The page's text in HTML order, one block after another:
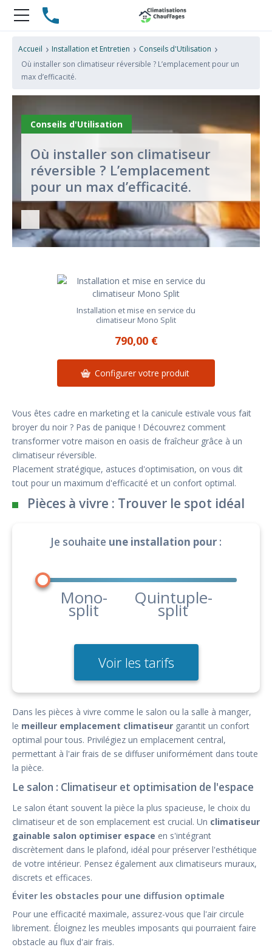
Conseils d'Utilisation
Où installer son climatiseur
réversible ? L’emplacement
pour un max d’efficacité.
Accueil › Installation et Entretien › Conseils d'Utilisation ›
Où installer son climatiseur réversible ? L’emplacement pour un
max d’efficacité.
Installation et mise en service du
climatiseur Mono Split
790,00 €
Configurer votre produit
Vous êtes cadre en marketing et la canicule estivale vous fait
broyer du noir ? Pas de panique ! Découvrez comment
transformer votre maison en oasis de fraîcheur grâce à un
climatiseur réversible.
Placement stratégique, astuces d'optimisation, on vous dit
tout pour un maximum d'efficacité et un confort optimal.
Pièces à vivre : Trouver le spot idéal
Je souhaite une installation pour :
Mono-
split
Quintuple-
split
Voir les tarifs
Dans les pièces à vivre comme le salon ou la salle à manger,
le meilleur emplacement climatiseur garantit un confort
optimal pour tous. Privilégiez un emplacement central,
permettant à l'air frais de se diffuser uniformément dans toute
la pièce.
Le salon : Climatiseur et optimisation de l'espace
Le salon étant souvent la pièce la plus spacieuse, le choix du
climatiseur et de son emplacement est crucial. Un climatiseur
gainable salon optimiser espace en s'intégrant
discrètement dans le plafond, idéal pour préserver l'esthétique
de votre intérieur. Pensez également aux climatiseurs muraux,
discrets et efficaces.
Éviter les obstacles pour une diffusion optimale
Pour une efficacité maximale, assurez-vous que l'air circule
librement. Éloignez les meubles imposants qui pourraient faire
obstacle au flux d'air frais.